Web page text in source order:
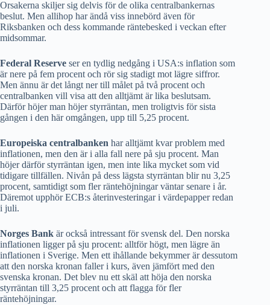
Orsakerna skiljer sig delvis för de olika centralbankernas
beslut. Men allihop har ändå viss innebörd även för
Riksbanken och dess kommande räntebesked i veckan efter
midsommar.
Federal Reserve ser en tydlig nedgång i USA:s inflation som
är nere på fem procent och rör sig stadigt mot lägre siffror.
Men ännu är det långt ner till målet på två procent och
centralbanken vill visa att den alltjämt är lika beslutsam.
Därför höjer man höjer styrräntan, men troligtvis för sista
gången i den här omgången, upp till 5,25 procent.
Europeiska centralbanken har alltjämt kvar problem med
inflationen, men den är i alla fall nere på sju procent. Man
höjer därför styrräntan igen, men inte lika mycket som vid
tidigare tillfällen. Nivån på dess lägsta styrräntan blir nu 3,25
procent, samtidigt som fler räntehöjningar väntar senare i år.
Däremot upphör ECB:s återinvesteringar i värdepapper redan
i juli.
Norges Bank är också intressant för svensk del. Den norska
inflationen ligger på sju procent: alltför högt, men lägre än
inflationen i Sverige. Men ett ihållande bekymmer är dessutom
att den norska kronan faller i kurs, även jämfört med den
svenska kronan. Det blev nu ett skäl att höja den norska
styrräntan till 3,25 procent och att flagga för fler
räntehöjningar.